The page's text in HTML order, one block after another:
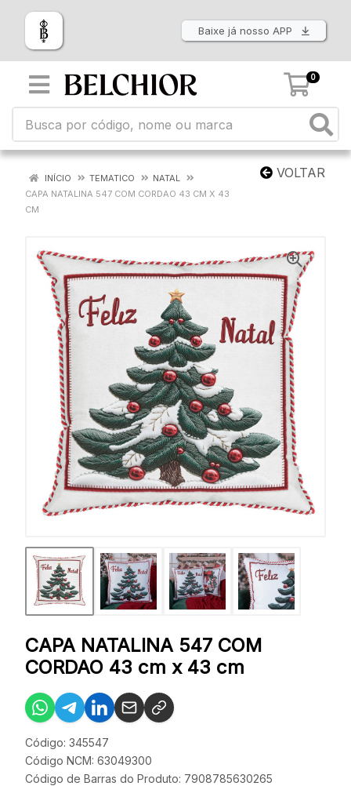
Baixe já nosso APP
0
VOLTAR
INÍCIO TEMATICO
NATAL
CAPA NATALINA 547 COM CORDAO 43 CM X 43
CM
CAPA NATALINA 547 COM
CORDAO 43 cm x 43 cm
Código: 345547
Código NCM: 63049300
Código de Barras do Produto: 7908785630265